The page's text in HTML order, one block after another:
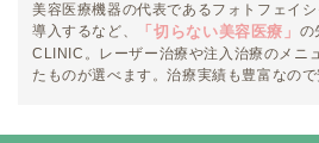
美容医療機器の代表であるフォトフェイ
導入するなど、
「切らない美容医療」 の
CLINIC。レーザー治療や注入治療のメニ
たものが選べます。治療実績も豊富なので